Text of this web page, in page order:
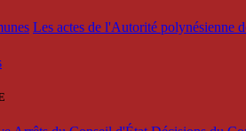
Les actes de l'Autorité polynésienne